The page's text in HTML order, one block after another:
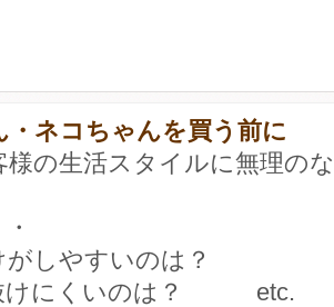
・ネコちゃんを買う前に
様の生活スタイルに無理の
しやすいのは？
にくいのは？ etc.